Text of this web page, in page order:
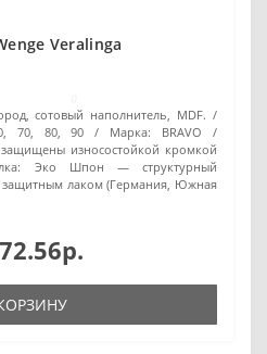
Veralinga
сотовый наполнитель, MDF.
70, 80, 90 Марка:
BRAVO
износостойкой кромкой
Эко Шпон — структурный
защитным лаком (Германия, Южная